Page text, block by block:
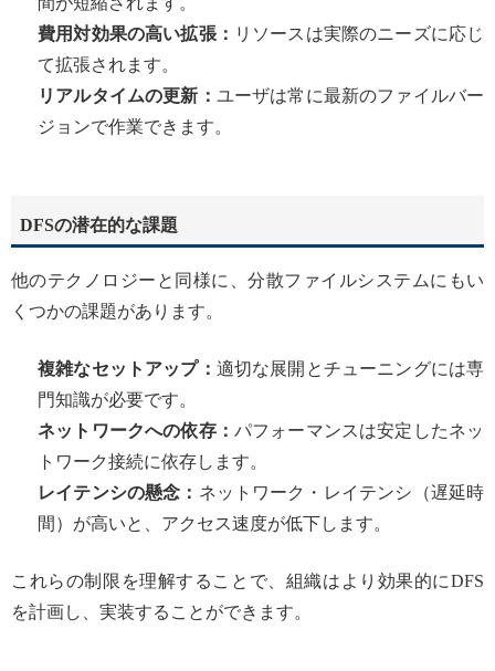
費用対効果の高い拡張： リソースは実際のニーズに応じ
て拡張されます。
リアルタイムの更新： ユーザは常に最新のファイルバー
ジョンで作業できます。
DFSの潜在的な課題
他のテクノロジーと同様に、分散ファイルシステムにもい
くつかの課題があります。
複雑なセットアップ： 適切な展開とチューニングには専
門知識が必要です。
ネットワークへの依存： パフォーマンスは安定したネッ
トワーク接続に依存します。
レイテンシの懸念： ネットワーク・レイテンシ（遅延時
間）が高いと、アクセス速度が低下します。
これらの制限を理解することで、組織はより効果的にDFS
を計画し、実装することができます。